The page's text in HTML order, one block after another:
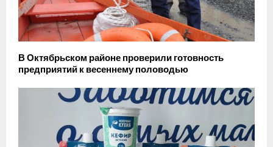
В Октябрьском районе проверили готовность
предприятий к весеннему половодью